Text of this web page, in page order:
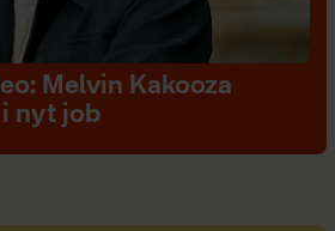
Melvin Kakooza
nyt job